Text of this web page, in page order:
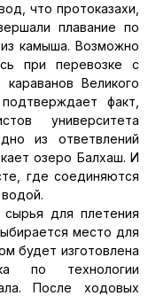
что протоказахи,
плавание по
камы­ша. Возможно
при перевозке с
Великого
факт,
университета
из от­ветвлений
озеро Балхаш. И
где соединяются
для плетения
место для
будет изготовлена
по технологии
После ходовых